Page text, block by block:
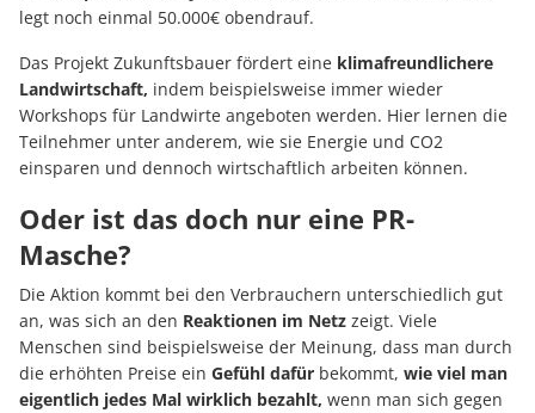
legt noch einmal 50.000€ obendrauf.
Das Projekt Zukunftsbauer fördert eine klimafreundlichere
Landwirtschaft, indem beispielsweise immer wieder
Workshops für Landwirte angeboten werden. Hier lernen die
Teilnehmer unter anderem, wie sie Energie und CO2
einsparen und dennoch wirtschaftlich arbeiten können.
Oder ist das doch nur eine PR-
Masche?
Die Aktion kommt bei den Verbrauchern unterschiedlich gut
an, was sich an den Reaktionen im Netz zeigt. Viele
Menschen sind beispielsweise der Meinung, dass man durch
die erhöhten Preise ein Gefühl dafür bekommt, wie viel man
eigentlich jedes Mal wirklich bezahlt, wenn man sich gegen